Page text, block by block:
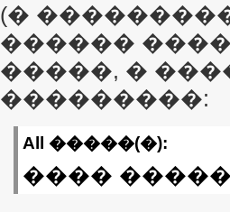
(�
������
�����, �
���������:
All �����(�):
����